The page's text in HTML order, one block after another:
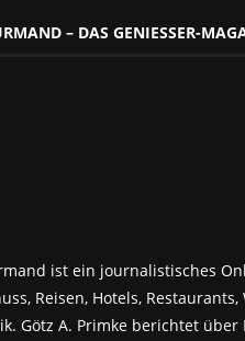
– DAS GENIESSER-
ist ein journalistisches
Reisen, Hotels,
Götz A. Primke berichtet über